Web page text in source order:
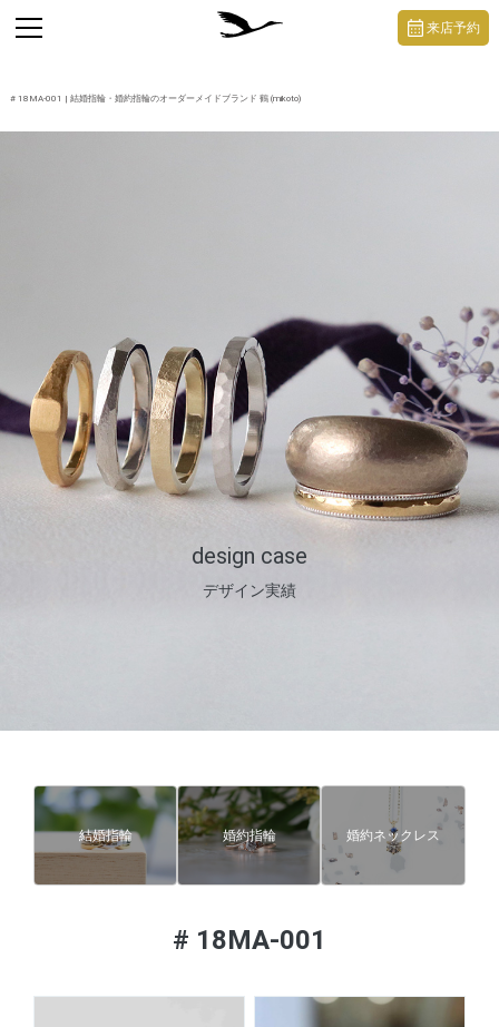
# 18MA-001 | 結婚指輪・婚約指輪のオーダーメイドブランド 鶴 (mikoto)
design case
デザイン実績
toggle
navigation
来店予約
結婚指輪 婚約指輪 婚約ネックレス
# 18MA-001